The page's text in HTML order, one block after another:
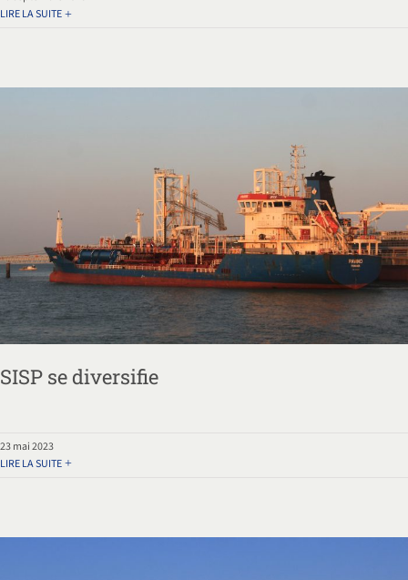
LIRE LA SUITE
SISP se diversifie
23 mai 2023
LIRE LA SUITE